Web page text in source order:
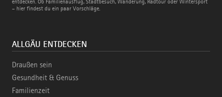
– hier findest du ein paar Vorschläge.
Bahn
ALLGÄU ENTDECKEN
Draußen sein
Gesundheit & Genuss
Familienzeit